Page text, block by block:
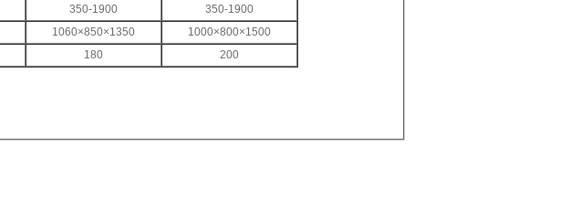
350-1900
350-1900
1060×850×1350
1000×800×1500
180 200